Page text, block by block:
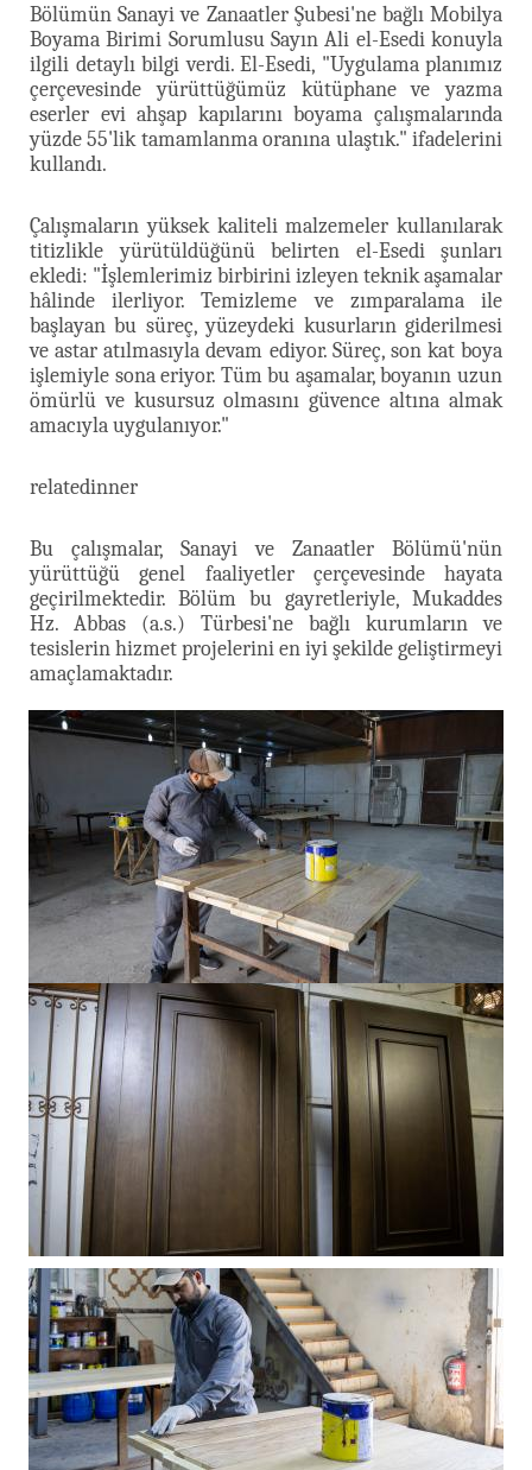
Bölümün Sanayi ve Zanaatler Şubesi'ne bağlı Mobilya
Boyama Birimi Sorumlusu Sayın Ali el-Esedi konuyla
ilgili detaylı bilgi verdi. El-Esedi, "Uygulama planımız
çerçevesinde yürüttüğümüz kütüphane ve yazma
eserler evi ahşap kapılarını boyama çalışmalarında
yüzde 55'lik tamamlanma oranına ulaştık." ifadelerini
kullandı.
Çalışmaların yüksek kaliteli malzemeler kullanılarak
titizlikle yürütüldüğünü belirten el-Esedi şunları
ekledi: "İşlemlerimiz birbirini izleyen teknik aşamalar
hâlinde ilerliyor. Temizleme ve zımparalama ile
başlayan bu süreç, yüzeydeki kusurların giderilmesi
ve astar atılmasıyla devam ediyor. Süreç, son kat boya
işlemiyle sona eriyor. Tüm bu aşamalar, boyanın uzun
ömürlü ve kusursuz olmasını güvence altına almak
amacıyla uygulanıyor."
relatedinner
Bu çalışmalar, Sanayi ve Zanaatler Bölümü'nün
yürüttüğü genel faaliyetler çerçevesinde hayata
geçirilmektedir. Bölüm bu gayretleriyle, Mukaddes
Hz. Abbas (a.s.) Türbesi'ne bağlı kurumların ve
tesislerin hizmet projelerini en iyi şekilde geliştirmeyi
amaçlamaktadır.